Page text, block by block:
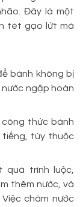
Đây là một
tét gạo lứt mà
bánh không bị
nước ngập hoàn
thức bánh
tùy thuộc
quá trình luộc,
thêm nước, và
châm nước